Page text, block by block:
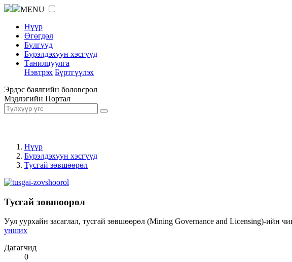
MENU
Нүүр
Өгөгдөл
Бүлгүүд
Бүрэлдэхүүн хэсгүүд
Танилцуулга
Нэвтрэх Бүртгүүлэх
Эрдэс баялгийн боловсрол
Мэдлэгийн Портал
Нүүр
Бүрэлдэхүүн хэсгүүд
Тусгай зөвшөөрөл
Тусгай зөвшөөрөл
Уул уурхайн засаглал, тусгай зөвшөөрөл (Mining Governance and Licensing)-ийн
унших
Дагагчид
0